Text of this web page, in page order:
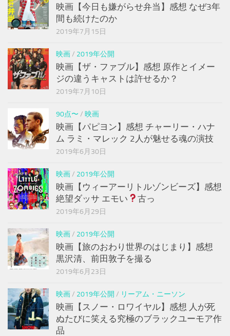
映画【今日も嫌がらせ弁当】感想 なぜ3年
間も続けたのか
2019年7月15日
映画/ 2019年公開
映画【ザ・ファブル】感想 原作とイメー
ジの違うキャストは許せるか？
2019年7月10日
90点〜 / 映画
映画【パピヨン】感想 チャーリー・ハナ
ム ラミ・マレック 2人が魅せる魂の演技
2019年6月30日
映画/ 2019年公開
映画【ウィーアーリトルゾンビーズ】感想
絶望ダッサ エモい
古っ
2019年6月29日
映画/ 2019年公開
映画【旅のおわり世界のはじまり】感想
黒沢清、前田敦子を撮る
2019年6月23日
映画/ 2019年公開 / リーアム・ニーソン
映画【スノー・ロワイヤル】感想 人が死
ぬたびに笑える究極のブラックユーモア作
品